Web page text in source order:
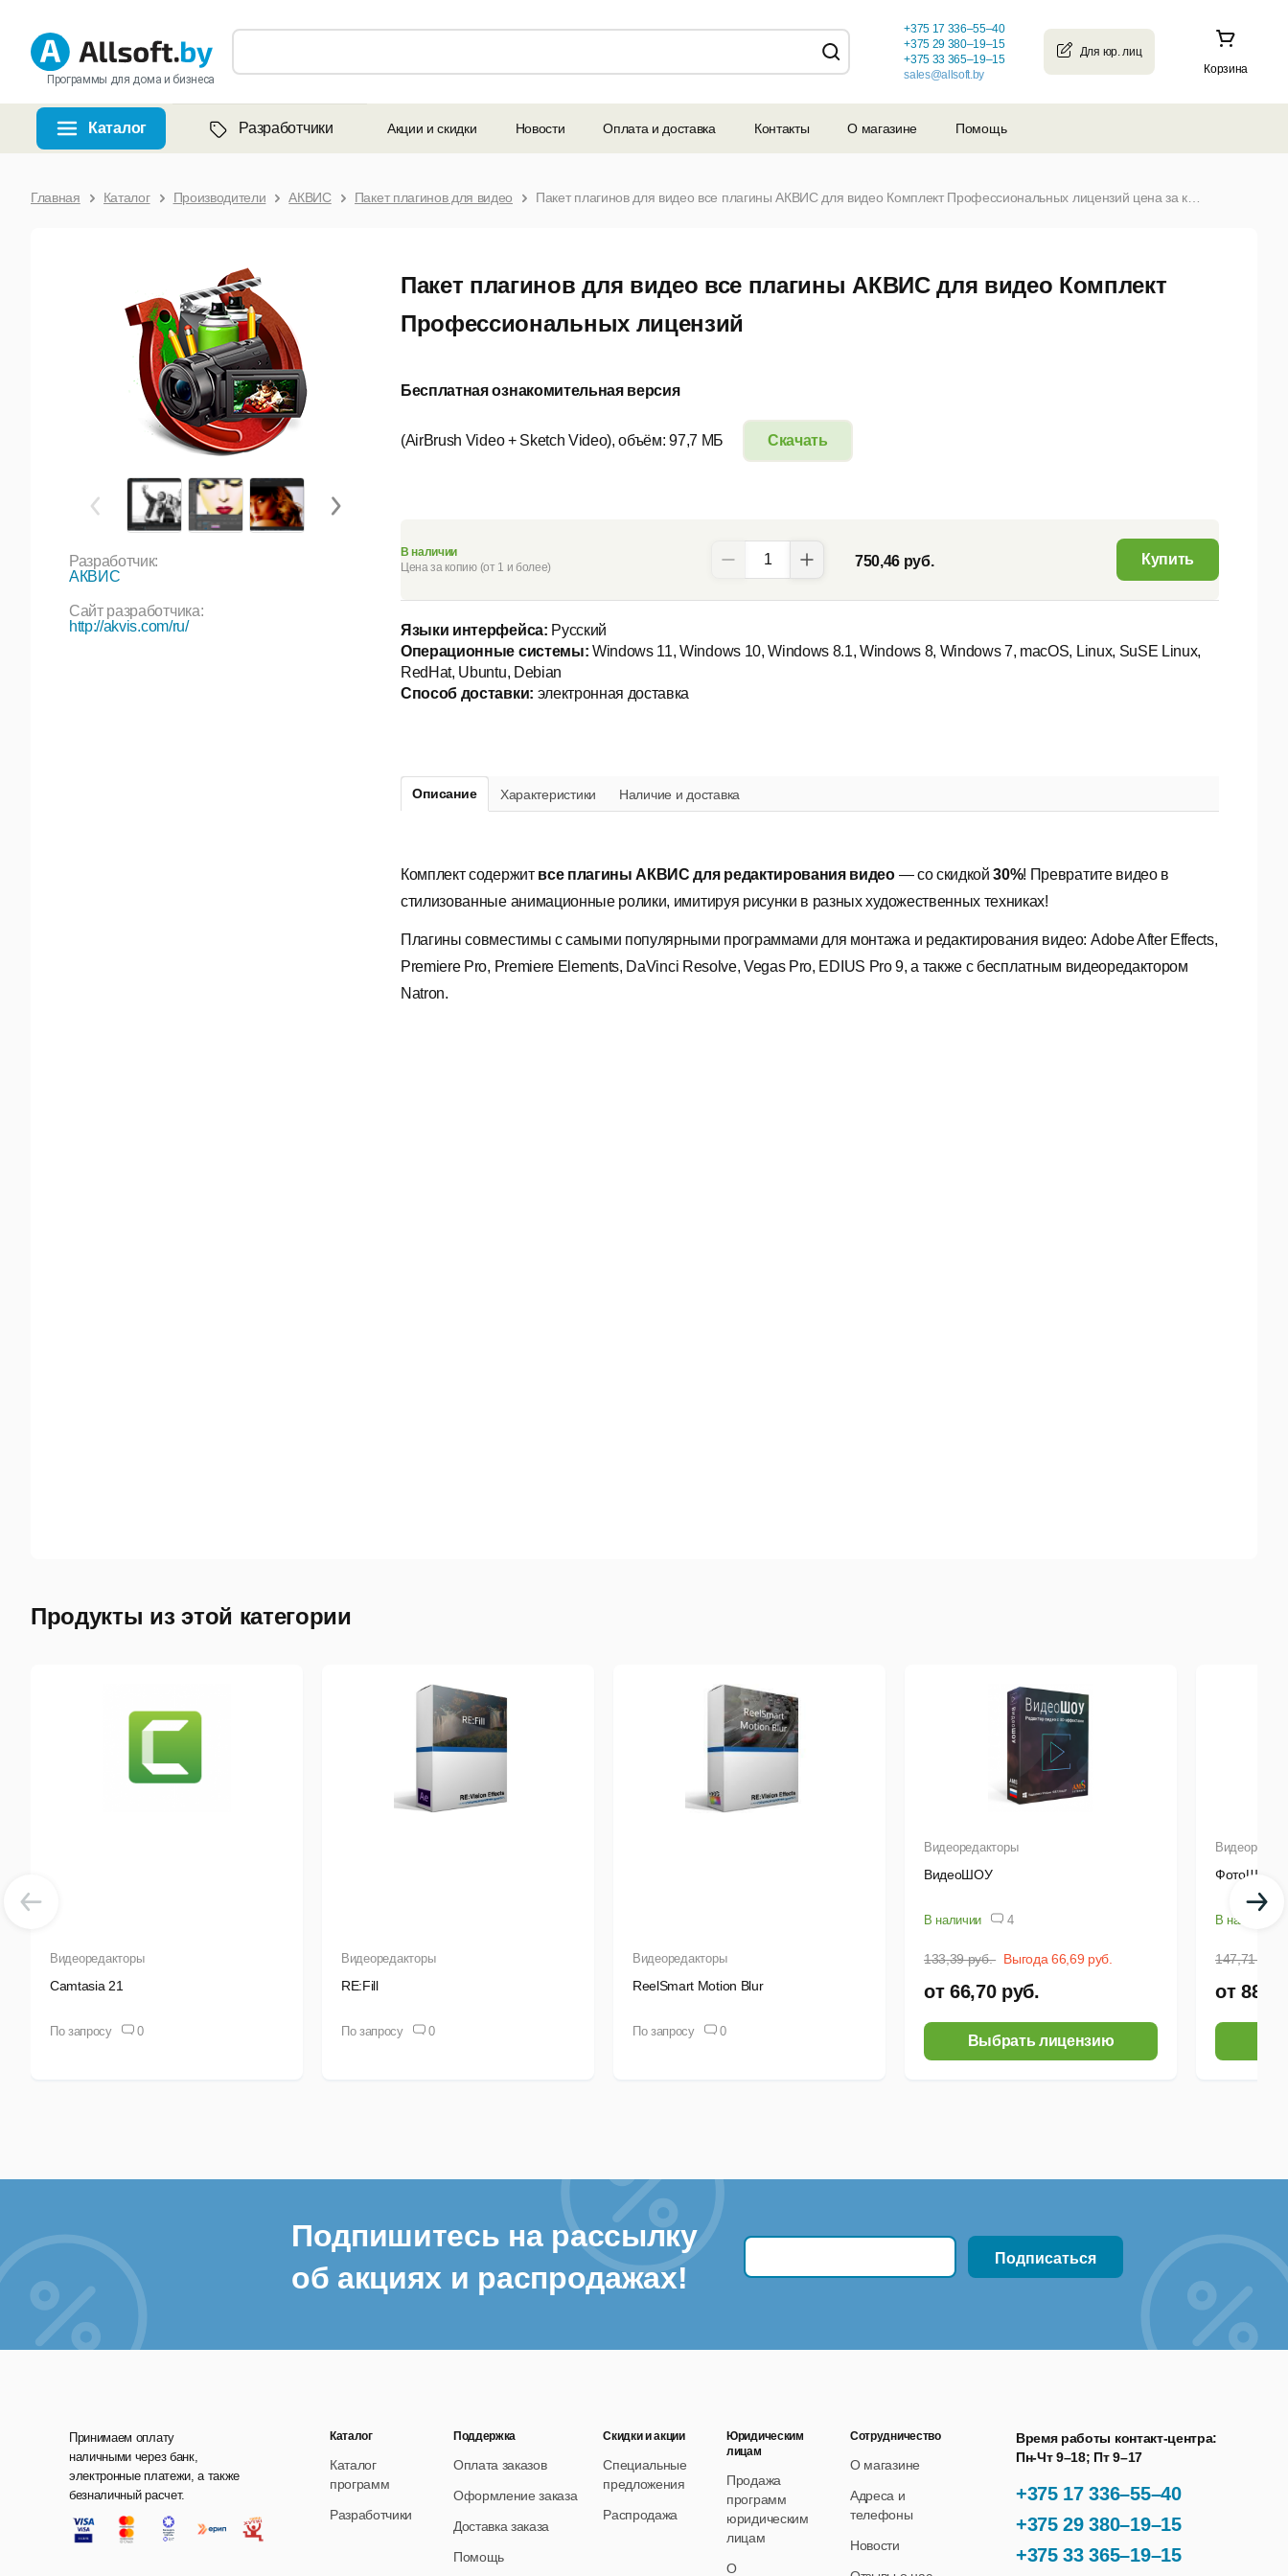
Программы для дома и бизнеса
Корзина
+375 17 336–55–40
+375 29 380–19–15
+375 33 365–19–15
sales@allsoft.by
Каталог Разработчики Акции и скидки Новости Оплата и доставка Контакты О магазине Помощь
Главная Каталог Производители АКВИС Пакет плагинов для видео
Пакет плагинов для видео все плагины АКВИС для видео Комплект
Профессиональных лицензий
Разработчик:
АКВИС
Сайт разработчика:
http://akvis.com/ru/
Бесплатная ознакомительная версия
Скачать
(AirBrush Video + Sketch Video), объём: 97,7 МБ
Описание Характеристики Наличие и доставка
Комплект содержит все плагины АКВИС для редактирования видео — со скидкой 30%! Превратите видео в
стилизованные анимационные ролики, имитируя рисунки в разных художественных техниках!
Плагины совместимы с самыми популярными программами для монтажа и редактирования видео: Adobe After Effects,
Premiere Pro, Premiere Elements, DaVinci Resolve, Vegas Pro, EDIUS Pro 9, а также с бесплатным видеоредактором
Natron.
В наличии
Цена за копию (от 1 и более)
750,46 руб. Купить
Языки интерфейса: Русский
Операционные системы: Windows 11, Windows 10, Windows 8.1, Windows 8, Windows 7, macOS, Linux, SuSE Linux,
RedHat, Ubuntu, Debian
Способ доставки: электронная доставка
Продукты из этой категории
Видеоредакторы
Camtasia 21
По запросу 0
Видеоредакторы
RE:Fill
По запросу 0
Видеоредакторы
ReelSmart Motion Blur
По запросу 0
Видеоредакторы
ВидеоШОУ
В наличии 4
133,39 руб. Выгода 66,69 руб.
от 66,70 руб.
Выбрать лицензию
ФотоШОУ
В наличии
147,71 руб.
от
Подпишитесь на рассылку
об акциях и распродажах!
Принимаем оплату
наличными через банк,
электронные платежи, а также
безналичный расчет.
+375 17 336–55–40
+375 29 380–19–15
+375 33 365–19–15
Время работы контакт-центра:
Пн-Чт 9–18; Пт 9–17
Каталог
Каталог
программ
Разработчики
Поддержка
Оплата заказов
Оформление заказа
Доставка заказа
Помощь
Скидки и акции
Специальные
предложения
Распродажа
Юридическим
лицам
Продажа
программ
юридическим
лицам
О
Сотрудничество
О магазине
Адреса и
телефоны
Новости